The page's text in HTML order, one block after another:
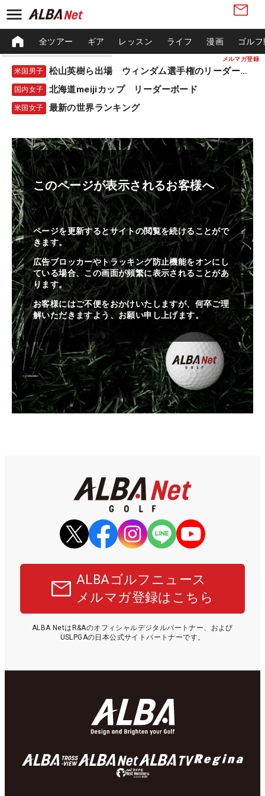
メルマガ登録
全ツアー ギア レッスン ライフ 漫画 ゴル
米国男子 松山英樹ら出場 ウィンダム選手権のリーダーボード
国内女子 北海道meijiカップ リーダーボード
米国女子 最新の世界ランキング
このページが表示されるお客様へ
ページを更新するとサイトの閲覧を続けることがで
きます。
広告ブロッカーやトラッキング防止機能をオンにし
ている場合、この画面が頻繁に表示されることがあ
ります。
お客様にはご不便をおかけいたしますが、何卒ご理
解いただきますよう、お願い申し上げます。
ALBAゴルフニュース
メルマガ登録はこちら
ALBA NetはR&Aのオフィシャルデジタルパートナー、および
USLPGAの日本公式サイトパートナーです。